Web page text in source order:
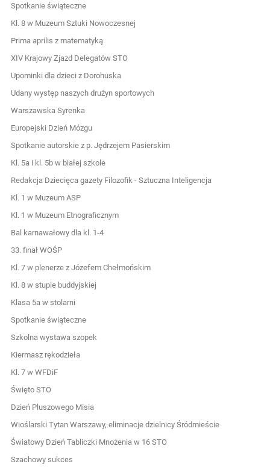
Spotkanie świąteczne
Kl. 8 w Muzeum Sztuki Nowoczesnej
Prima aprilis z matematyką
XIV Krajowy Zjazd Delegatów STO
Upominki dla dzieci z Dorohuska
Udany występ naszych drużyn sportowych
Warszawska Syrenka
Europejski Dzień Mózgu
Spotkanie autorskie z p. Jędrzejem Pasierskim
Kl. 5a i kl. 5b w białej szkole
Redakcja Dziecięca gazety Filozofik - Sztuczna Inteligencja
Kl. 1 w Muzeum ASP
Kl. 1 w Muzeum Etnograficznym
Bal karnawałowy dla kl. 1-4
33. finał WOŚP
Kl. 7 w plenerze z Józefem Chełmońskim
Kl. 8 w stupie buddyjskiej
Klasa 5a w stolarni
Spotkanie świąteczne
Szkolna wystawa szopek
Kiermasz rękodzieła
Kl. 7 w WFDiF
Święto STO
Dzień Pluszowego Misia
Wioślarski Tytan Warszawy, eliminacje dzielnicy Śródmieście
Światowy Dzień Tabliczki Mnożenia w 16 STO
Szachowy sukces